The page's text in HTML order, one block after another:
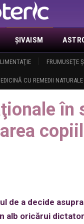
ANUNŢURI DESPRE
ŞIVAISM
FRUMUSEŢE
CU REMEDII NATURALE
dumneavoastră
de a decide
alb oricărui